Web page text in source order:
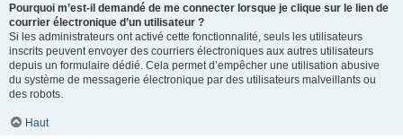
Pourquoi m’est-il demandé de me connecter lorsque je clique sur le lien de
courrier électronique d’un utilisateur ?
Si les administrateurs ont activé cette fonctionnalité, seuls les utilisateurs
inscrits peuvent envoyer des courriers électroniques aux autres utilisateurs
depuis un formulaire dédié. Cela permet d’empêcher une utilisation abusive
du système de messagerie électronique par des utilisateurs malveillants ou
des robots.
Haut